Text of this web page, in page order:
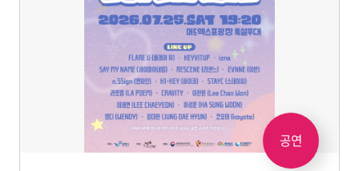
공연